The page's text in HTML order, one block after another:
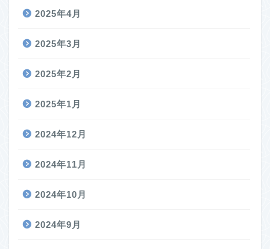
2025年4月
2025年3月
2025年2月
2025年1月
2024年12月
2024年11月
2024年10月
2024年9月